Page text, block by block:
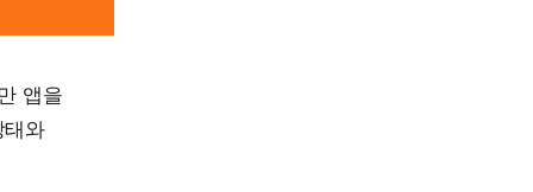
앱을
태와